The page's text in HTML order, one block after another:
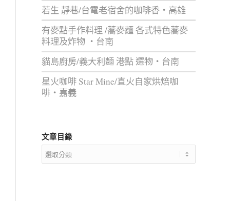
若生 靜巷/台電老宿舍的咖啡香‧高雄
有麥點手作料理 /蕎麥麵 各式特色蕎麥
料理及炸物 ‧台南
貓島廚房/義大利麵 港點 選物‧台南
星火咖啡 Star Mine/直火自家烘焙咖
啡‧嘉義
文章目錄
文
章